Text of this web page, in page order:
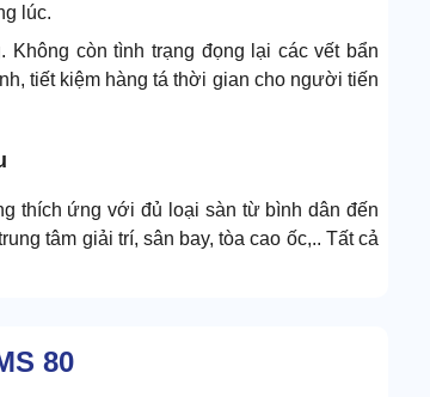
lúc.
Không còn tình trạng đọng lại các vết bẩn
tiết kiệm hàng tá thời gian cho người tiến
thích ứng với đủ loại sàn từ bình dân đến
tâm giải trí, sân bay, tòa cao ốc,.. Tất cả
80